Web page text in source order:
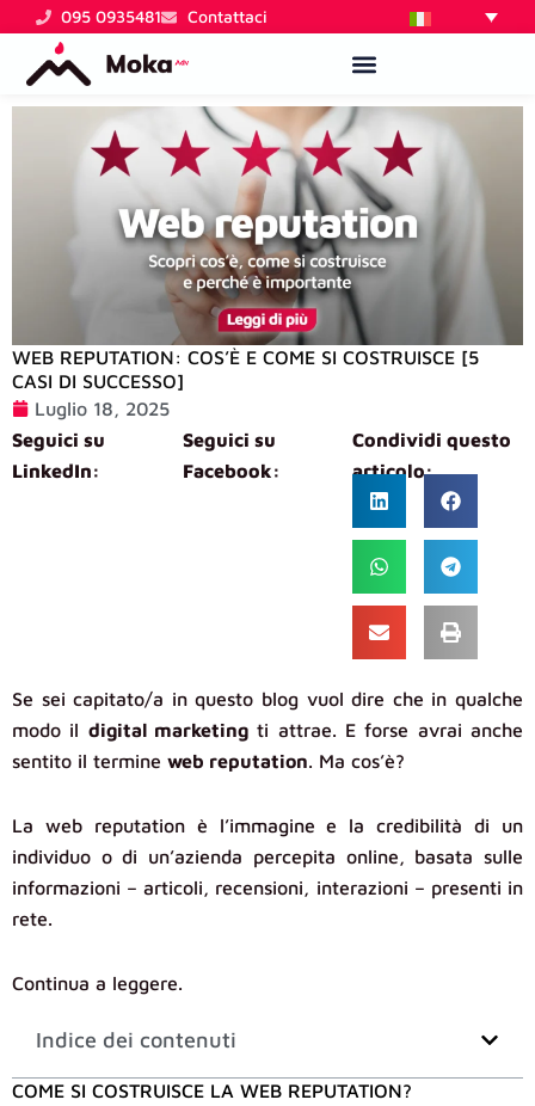
contenuto
095 0935481 Contattaci
WEB REPUTATION: COS’È E COME SI COSTRUISCE [5
CASI DI SUCCESSO]
Luglio 18, 2025
Seguici su
LinkedIn:
Seguici su
Facebook:
Condividi questo
articolo:
Se sei capitato/a in questo blog vuol dire che in qualche
modo il digital marketing ti attrae. E forse avrai anche
sentito il termine web reputation. Ma cos’è?
La web reputation è l’immagine e la credibilità di un
individuo o di un’azienda percepita online, basata sulle
informazioni – articoli, recensioni, interazioni – presenti in
rete.
Continua a leggere.
Indice dei contenuti
COME SI COSTRUISCE LA WEB REPUTATION?